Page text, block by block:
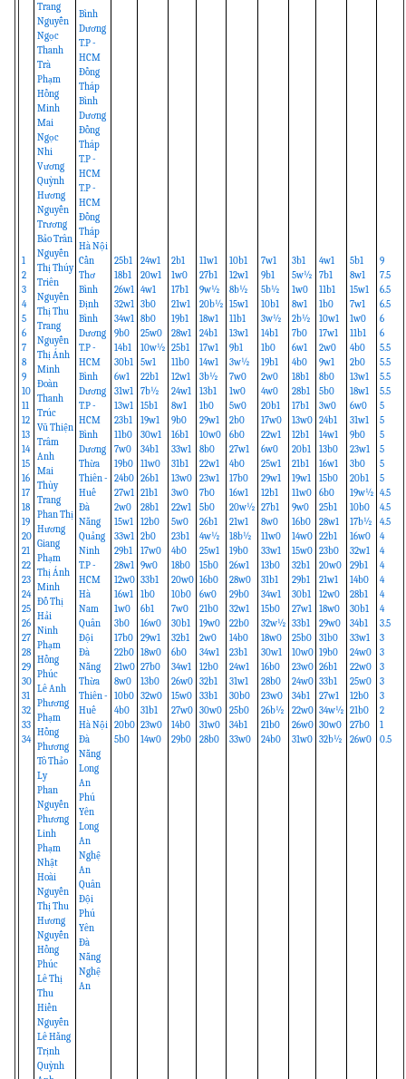
1
2
3
4
5
6
7
8
9
10
11
12
13
14
15
16
17
18
19
20
21
22
23
24
25
26
27
28
29
30
31
32
33
34
Trang
Nguyễn
Ngọc
Thanh
Trà
Phạm
Hồng
Minh
Mai
Ngọc
Nhi
Vương
Quỳnh
Hương
Nguyễn
Trương
Bảo Trân
Nguyễn
Thị Thúy
Triên
Nguyễn
Thị Thu
Trang
Nguyễn
Thị Ánh
Minh
Đoàn
Thanh
Trúc
Vũ Thiện
Trâm
Anh
Mai
Thùy
Trang
Phan Thị
Hương
Giang
Phạm
Thị Ánh
Minh
Đỗ Thị
Hải
Ninh
Phạm
Hồng
Phúc
Lê Anh
Phương
Phạm
Hồng
Phương
Tô Thảo
Ly
Phan
Nguyễn
Phương
Linh
Phạm
Nhật
Hoài
Nguyễn
Thị Thu
Hương
Nguyễn
Hồng
Phúc
Lê Thị
Thu
Hiền
Nguyễn
Lê Hằng
Trịnh
Quỳnh
Bình
Dương
T.P -
HCM
Đồng
Tháp
Bình
Dương
Đồng
Tháp
T.P -
HCM
T.P -
HCM
Đồng
Tháp
Hà Nội
Cần
Thơ
Bình
Định
Bình
Dương
T.P -
HCM
Bình
Dương
T.P -
HCM
Bình
Dương
Thừa
Thiên -
Huế
Đà
Nẵng
Quảng
Ninh
T.P -
HCM
Hà
Nam
Quân
Đội
Đà
Nẵng
Thừa
Thiên -
Huế
Hà Nội
Đà
Nẵng
Long
An
Phú
Yên
Long
An
Nghệ
An
Quân
Đội
Phú
Yên
Đà
Nẵng
Nghệ
An
25b1
18b1
26w1
32w1
34w1
9b0
14b1
30b1
6w1
31w1
13w1
23b1
11b0
7w0
19b0
24b0
27w1
2w0
15w1
33w1
29b1
28w1
12w0
16w1
1w0
3b0
17b0
22b0
21w0
8w0
10b0
4b0
20b0
5b0
24w1
20w1
4w1
3b0
8b0
25w0
10w½
5w1
22b1
7b½
15b1
19w1
30w1
34b1
11w0
26b1
21b1
28b1
12b0
2b0
17w0
9w0
33b1
1b0
6b1
16w0
29w1
18w0
27b0
13b0
32w0
31b1
23w0
14w0
2b1
1w0
17b1
21w1
19b1
28w1
25b1
11b0
12w1
24w1
8w1
9b0
16b1
33w1
31b1
13w0
3w0
22w1
5w0
23b1
4b0
18b0
20w0
10b0
7w0
30b1
32b1
6b0
34w1
26w0
15w0
27w0
14b0
29b0
11w1
27b1
9w½
20b½
18w1
24b1
17w1
14w1
3b½
13b1
1b0
29w1
10w0
8b0
22w1
23w1
7b0
5b0
26b1
4w½
25w1
15b0
16b0
6w0
21b0
19w0
2w0
34w1
12b0
32b1
33b1
30w0
31w0
28b0
10b1
12w1
8b½
15w1
11b1
13w1
9b1
3w½
7w0
1w0
5w0
2b0
6b0
27w1
4b0
17b0
16w1
20w½
21w1
18b½
19b0
26w1
28w0
29b0
32w1
22b0
14b0
23b1
24w1
31w1
30b0
25b0
34b1
33w0
7w1
9b1
5b½
10b1
3w½
14b1
1b0
19b1
2w0
4w0
20b1
17w0
22w1
6w0
25w1
29w1
12b1
27b1
8w0
11w0
33w1
13b0
31b1
34w1
15b0
32w½
18w0
30w1
16b0
28b0
23w0
26b½
21b0
24b0
3b1
5w½
1w0
8w1
2b½
7b0
6w1
4b0
18b1
28b1
17b1
13w0
12b1
20b1
21b1
19w1
11w0
9w0
16b0
14w0
15w0
32b1
29b1
30b1
27w1
33b1
25b0
10w0
23w0
24w0
34b1
22w0
26w0
31w0
4w1
7b1
11b1
1b0
10w1
17w1
2w0
9w1
8b0
5b0
3w0
24b1
14w1
13b0
16w1
15b0
6b0
25b1
28w1
22b1
23b0
20w0
21w1
12w0
18w0
29w0
31b0
19b0
26b1
33b1
27w1
34w½
30w0
32b½
5b1
8w1
15w1
7w1
1w0
11b1
4b0
2b0
13w1
18w1
6w0
31w1
9b0
23w1
3b0
20b1
19w½
10b0
17b½
16w0
32w1
29b1
14b0
28b1
30b1
34b1
33w1
24w0
22w0
25w0
12b0
21b0
27b0
26w0
9
7.5
6.5
6.5
6
6
5.5
5.5
5.5
5.5
5
5
5
5
5
5
4.5
4.5
4.5
4
4
4
4
4
4
3.5
3
3
3
3
3
2
1
0.5